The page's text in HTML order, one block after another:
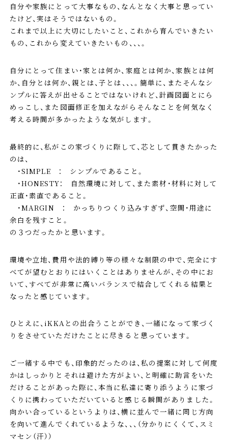
自分や家族にとって大事なもの、なんとなく大事と思ってい
たけど、実はそうではないもの。
これまで以上に大切にしたいこと、これから育んでいきたい
もの、これから変えていきたいもの、、、。
自分にとって住まい・家とは何か、家庭とは何か、家族とは何
か、自分とは何か、親とは、子とは、、、。簡単に、またそんなシ
ンプルに答えが出せることではないけれど、計画図面とにら
めっこし、また図面修正を加えながらそんなことを何気なく
考える時間が多かったような気がします。
最終的に、私がこの家づくりに際して、芯として貫きたかった
のは、
・SIMPLE ： シンプルであること。
・HONESTY： 自然環境に対して、また素材・材料に対して
正直・素直であること。
・MARGIN ： かっちりつくり込みすぎず、空間・用途に
余白を残すこと。
の３つだったかと思います。
環境や立地、費用や法的縛り等の様々な制限の中で、完全にす
べてが望むとおりにはいくことはありませんが、その中にお
いて、すべてが非常に高いバランスで結合してくれる結果と
なったと感じています。
ひとえに、iKKAとの出合うことができ、一緒になって家づく
りをさせていただけたことに尽きると思っています。
ご一緒する中でも、印象的だったのは、私の提案に対して何度
かはしっかりとそれは避けた方がよい、と明確に助言をいた
だけることがあった際に、本当に私達に寄り添うように家づ
くりに携わっていただいていると感じる瞬間がありました。
向かい合っているというよりは、横に並んで一緒に同じ方向
を向いて進んでくれているような、、、（分かりにくくて、スミ
マセン（汗））